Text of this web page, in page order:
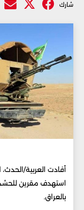
شارك
أفادت العربية/الحدث،
استهدف مقرين للحشد
بالعراق.